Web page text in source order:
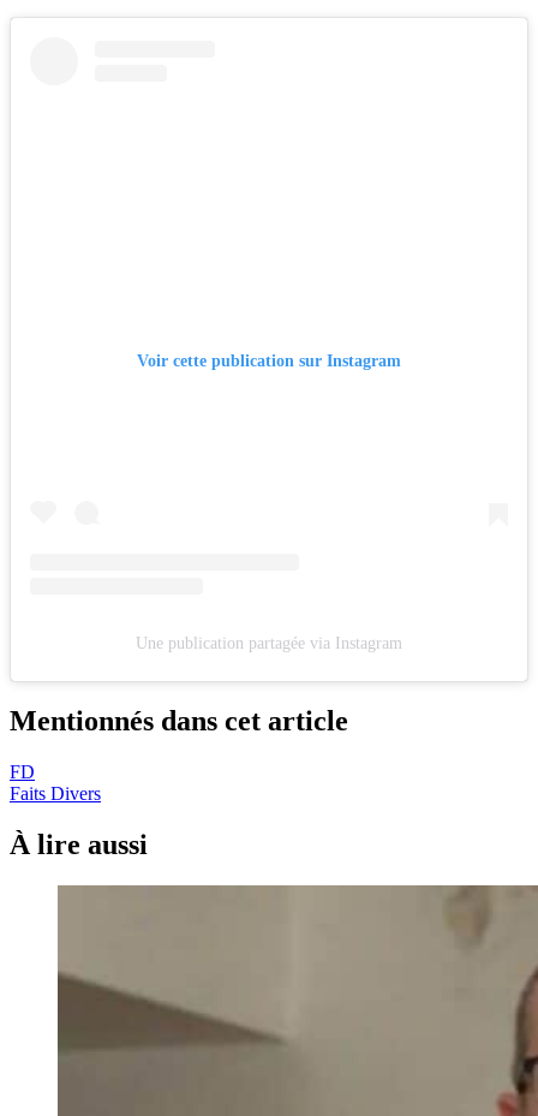
Voir cette publication sur Instagram
Une publication partagée via Instagram
Mentionnés dans cet article
FD
Faits Divers
À lire aussi